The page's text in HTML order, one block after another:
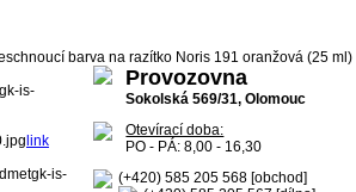
barva na razítko Noris 191 oranžová (25 ml)
is-
link
is-
Provozovna
Sokolská 569/31, Olomouc
Otevírací doba:
PO - PÁ: 8,00 - 16,30
(+420) 585 205 568 [obchod]